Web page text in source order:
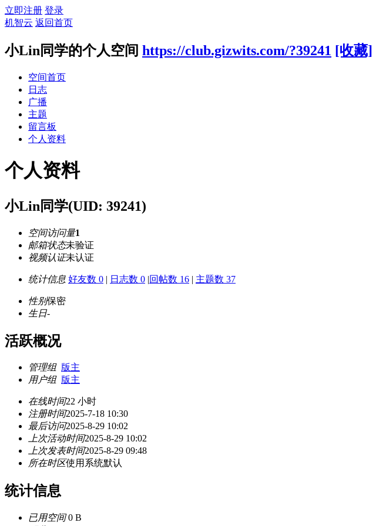
立即注册 登录
机智云 返回首页
小Lin同学的个人空间 https://club.gizwits.com/?39241 [收藏]
空间首页
日志
广播
主题
留言板
个人资料
个人资料
小Lin同学(UID: 39241)
空间访问量1
邮箱状态未验证
视频认证未认证
统计信息 好友数 0 | 日志数 0 |回帖数 16 | 主题数 37
性别保密
生日-
活跃概况
管理组 版主
用户组 版主
在线时间22 小时
注册时间2025-7-18 10:30
最后访问2025-8-29 10:02
上次活动时间2025-8-29 10:02
上次发表时间2025-8-29 09:48
所在时区使用系统默认
统计信息
已用空间0 B